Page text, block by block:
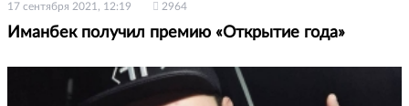
17 сентября 2021, 12:19 2964
Иманбек получил премию «Открытие года»